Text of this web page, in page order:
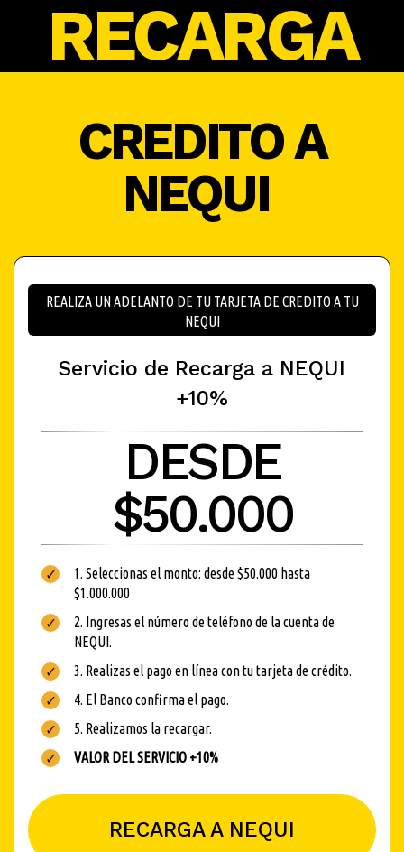
RECARGA
CREDITO A
NEQUI
REALIZA UN ADELANTO DE TU TARJETA DE CREDITO A TU
NEQUI
Servicio de Recarga a NEQUI
+10%
DESDE
$50.000
1. Seleccionas el monto: desde $50.000 hasta
$1.000.000
2. Ingresas el número de teléfono de la cuenta de
NEQUI.
3. Realizas el pago en línea con tu tarjeta de crédito.
4. El Banco confirma el pago.
5. Realizamos la recargar.
VALOR DEL SERVICIO +10%
RECARGA A NEQUI